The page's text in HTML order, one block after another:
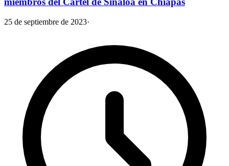
25 de septiembre de 2023·